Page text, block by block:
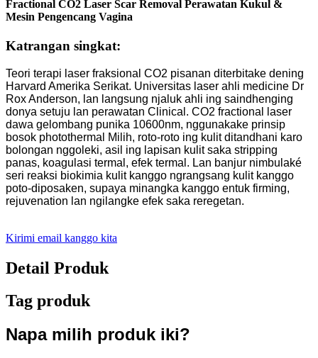
Fractional CO2 Laser Scar Removal Perawatan Kukul &
Mesin Pengencang Vagina
Katrangan singkat:
Teori terapi laser fraksional CO2 pisanan diterbitake dening
Harvard Amerika Serikat. Universitas laser ahli medicine Dr
Rox Anderson, lan langsung njaluk ahli ing saindhenging
donya setuju lan perawatan Clinical. CO2 fractional laser
dawa gelombang punika 10600nm, nggunakake prinsip
bosok photothermal Milih, roto-roto ing kulit ditandhani karo
bolongan nggoleki, asil ing lapisan kulit saka stripping
panas, koagulasi termal, efek termal. Lan banjur nimbulaké
seri reaksi biokimia kulit kanggo ngrangsang kulit kanggo
poto-diposaken, supaya minangka kanggo entuk firming,
rejuvenation lan ngilangke efek saka reregetan.
Kirimi email kanggo kita
Detail Produk
Tag produk
Napa milih produk iki?